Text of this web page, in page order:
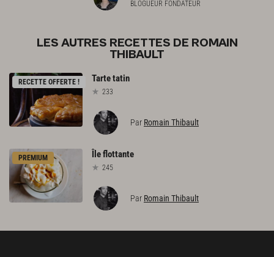
BLOGUEUR FONDATEUR
LES AUTRES RECETTES DE ROMAIN
THIBAULT
RECETTE OFFERTE ! Tartetatin
233
Par Romain Thibault
PREMIUM Îleflottante
245
Par Romain Thibault